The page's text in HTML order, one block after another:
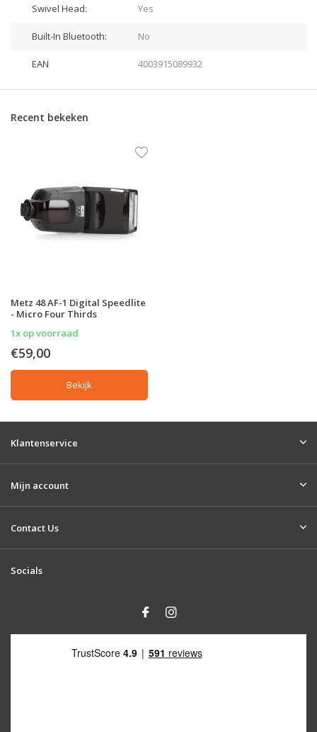
Swivel Head: Yes
Built-In Bluetooth: No
EAN 4003915089932
Recent bekeken
Metz 48 AF-1 Digital Speedlite
- Micro Four Thirds
1x op voorraad
€59,00
Bekijk
Klantenservice
Mijn account
Contact Us
Socials